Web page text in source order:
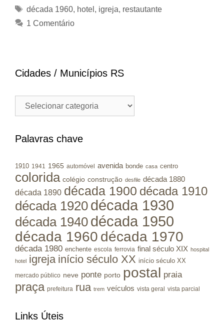
Tags
década 1960, hotel , igreja, restautante
1 Comentário
Cidades / Municípios RS
Cidades
Municípios
Palavras chave
1910 1941 1965 automóvel avenida bonde casa centro
colorida colégio construção desfile década 1880
década 1890 década 1900 década 1910
década 1920 década 1930
década 1940 década 1950
década 1960 década 1970
década 1980 enchente escola ferrovia final século XIX hospital
hotel igreja início século XX início século XX
mercado público neve ponte porto postal praia
praça prefeitura rua trem veículos vista geral vista parcial
Links Úteis